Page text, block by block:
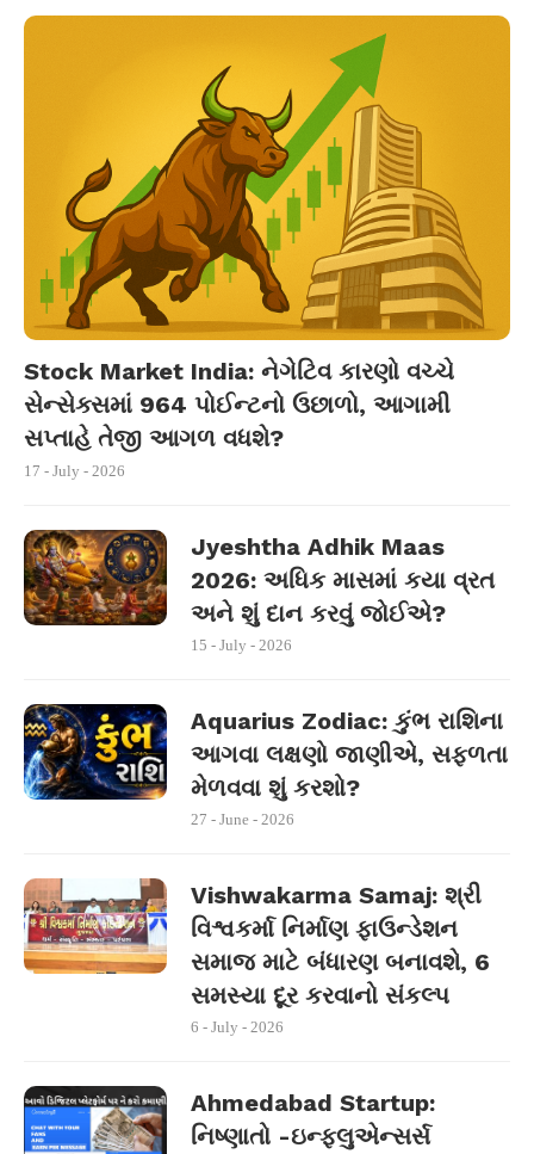
Stock Market India: નેગેટિવ કારણો વચ્ચે
સેન્સેક્સમાં 964 પોઈન્ટનો ઉછાળો, આગામી
સપ્તાહે તેજી આગળ વધશે?
17 - July - 2026
Jyeshtha Adhik Maas
2026: અધિક માસમાં કયા વ્રત
અને શું દાન કરવું જોઈએ?
15 - July - 2026
Aquarius Zodiac: કુંભ રાશિના
આગવા લક્ષણો જાણીએ, સફળતા
મેળવવા શું કરશો?
27 - June - 2026
Vishwakarma Samaj: શ્રી
વિશ્વકર્મા નિર્માણ ફાઉન્ડેશન
સમાજ માટે બંધારણ બનાવશે, 6
સમસ્યા દૂર કરવાનો સંકલ્પ
6 - July - 2026
Ahmedabad Startup:
નિષ્ણાતો -ઇન્ફ્લુએન્સર્સ